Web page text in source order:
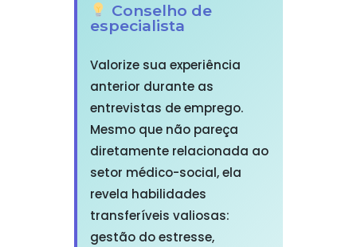
Conselho de
especialista
Valorize sua experiência
anterior durante as
entrevistas de emprego.
Mesmo que não pareça
diretamente relacionada ao
setor médico-social, ela
revela habilidades
transferíveis valiosas:
gestão do estresse,